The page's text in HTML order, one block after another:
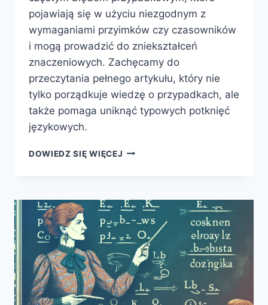
pojawiają się w użyciu niezgodnym z
wymaganiami przyimków czy czasowników
i mogą prowadzić do zniekształceń
znaczeniowych. Zachęcamy do
przeczytania pełnego artykułu, który nie
tylko porządkuje wiedzę o przypadkach, ale
także pomaga uniknąć typowych potknięć
językowych.
DOWIEDZ SIĘ WIĘCEJ ROLA
POPRAWNYCH
ZDAŃ